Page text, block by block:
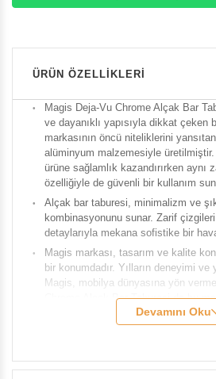
ÜRÜN ÖZELLIKLERI
Magis Deja-Vu Chrome Alçak Bar
ve dayanıklı yapısıyla dikkat çeken
markasının öncü niteliklerini
alüminyum malzemesiyle
ürüne sağlamlık kazandırırken aynı
özelliğiyle de güvenli bir kullanım
Alçak bar taburesi, minimalizm ve
kombinasyonunu sunar. Zarif
detaylarıyla mekana sofistike bir
Magis markası, tasarım ve kalite
bir konumdadır. Yılların deneyimi
Magis, mobilya dünyasına yön
Chrome Alçak Bar Taburesi de bu
anlayışını ve mükemmeliyetçi
Genişlik: 47 cm
Devamını Oku